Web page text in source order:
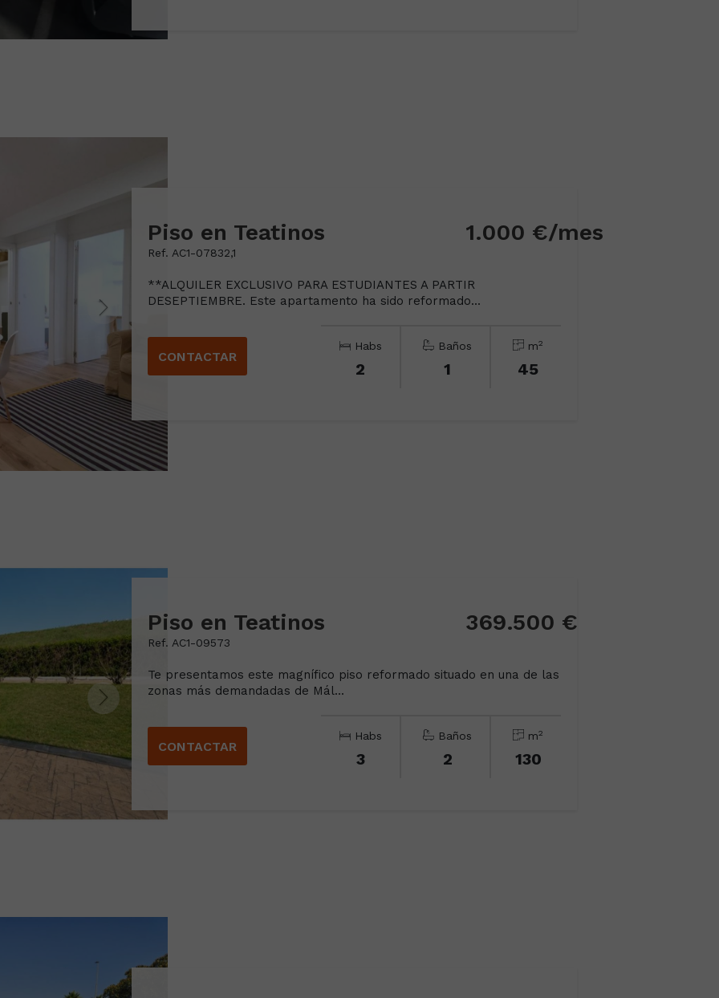
Piso en Teatinos
Ref. AC1-07832,1
1.000 €/mes
**ALQUILER EXCLUSIVO PARA ESTUDIANTES A PARTIR
DESEPTIEMBRE. Este apartamento ha sido reformado...
CONTACTAR
Habs
2
Baños
1
m2
45
Piso en Teatinos
Ref. AC1-09573
369.500 €
Te presentamos este magnífico piso reformado situado en una de las
zonas más demandadas de Mál...
CONTACTAR
Habs
3
Baños
2
m2
130